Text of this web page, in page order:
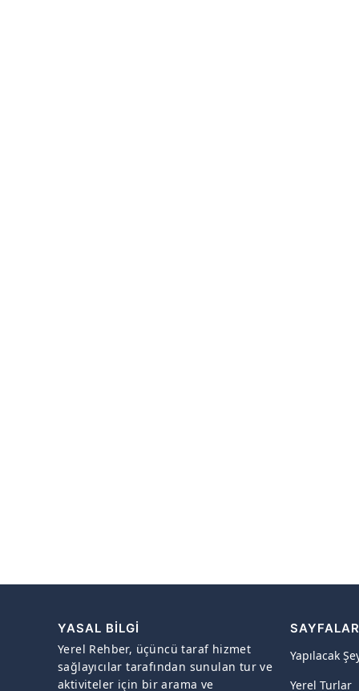
YASAL BILGI
Yerel Rehber, üçüncü taraf hizmet
sağlayıcılar tarafından sunulan tur ve
aktiviteler için bir arama ve
SAYFALAR
Yapılacak
Yerel Turlar